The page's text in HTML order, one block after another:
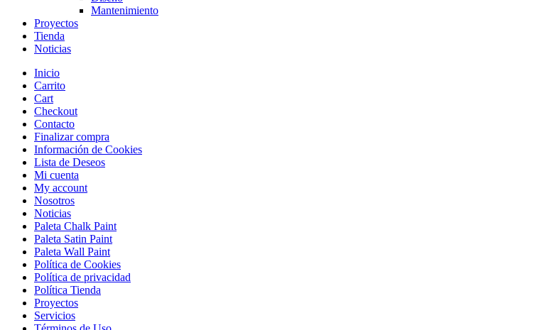
Mantenimiento
Proyectos
Tienda
Noticias
Inicio
Carrito
Cart
Checkout
Contacto
Finalizar compra
Información de Cookies
Lista de Deseos
Mi cuenta
My account
Nosotros
Noticias
Paleta Chalk Paint
Paleta Satin Paint
Paleta Wall Paint
Política de Cookies
Política de privacidad
Política Tienda
Proyectos
Servicios